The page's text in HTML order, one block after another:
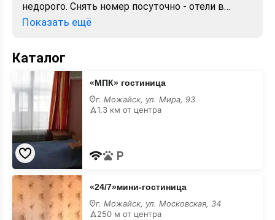
недорого. Снять номер посуточно - отели в
Можайске. Лучшие цены, отзывы, фото, карта,
Показать ещё
Каталог
гостиница
«МПК» гостиница
г. Можайск, ул. Мира, 93
1.3 км от центра
«24/7»мини-
гостиница
«24/7»мини-гостиница
г. Можайск, ул. Московская, 34
250 м от центра